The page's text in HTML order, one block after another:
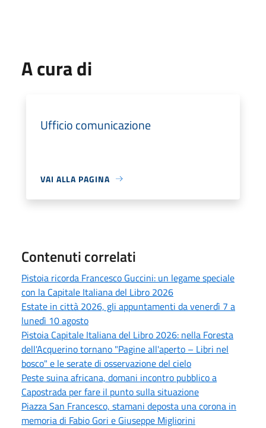
A cura di
Ufficio comunicazione
VAI ALLA PAGINA
Contenuti correlati
Pistoia ricorda Francesco Guccini: un legame speciale
con la Capitale Italiana del Libro 2026
Estate in città 2026, gli appuntamenti da venerdì 7 a
lunedì 10 agosto
Pistoia Capitale Italiana del Libro 2026: nella Foresta
dell'Acquerino tornano "Pagine all'aperto – Libri nel
bosco" e le serate di osservazione del cielo
Peste suina africana, domani incontro pubblico a
Capostrada per fare il punto sulla situazione
Piazza San Francesco, stamani deposta una corona in
memoria di Fabio Gori e Giuseppe Migliorini